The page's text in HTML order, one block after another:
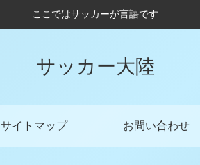
ここではサッカーが言語です
サッカー大陸
サイトマップ お問い合わせ